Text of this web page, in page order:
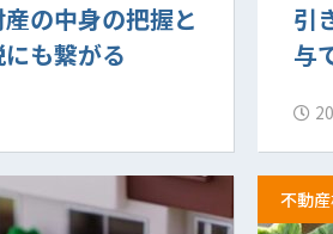
の中身の把握と
も繋がる
引
与
不動